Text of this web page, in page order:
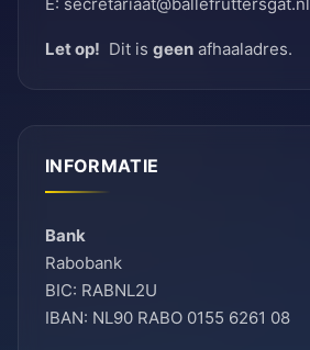
Let op! Dit is geen afhaaladres.
INFORMATIE
Bank
Rabobank
BIC: RABNL2U
IBAN: NL90 RABO 0155 6261 08